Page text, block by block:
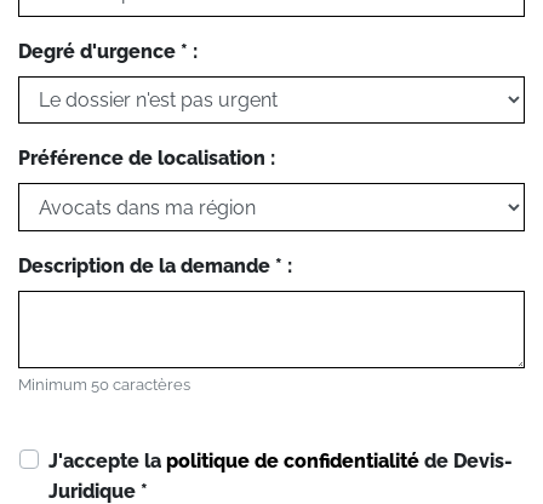
Degré d'urgence * :
Préférence de localisation :
Description de la demande * :
Minimum 50 caractères
J'accepte la politique de confidentialité de Devis-
Juridique *